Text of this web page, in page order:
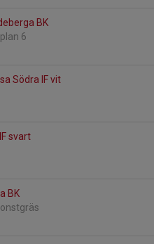
BK
6
Södra IF vit
svart
BK